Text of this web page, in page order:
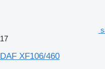
17
DAF XF106/460